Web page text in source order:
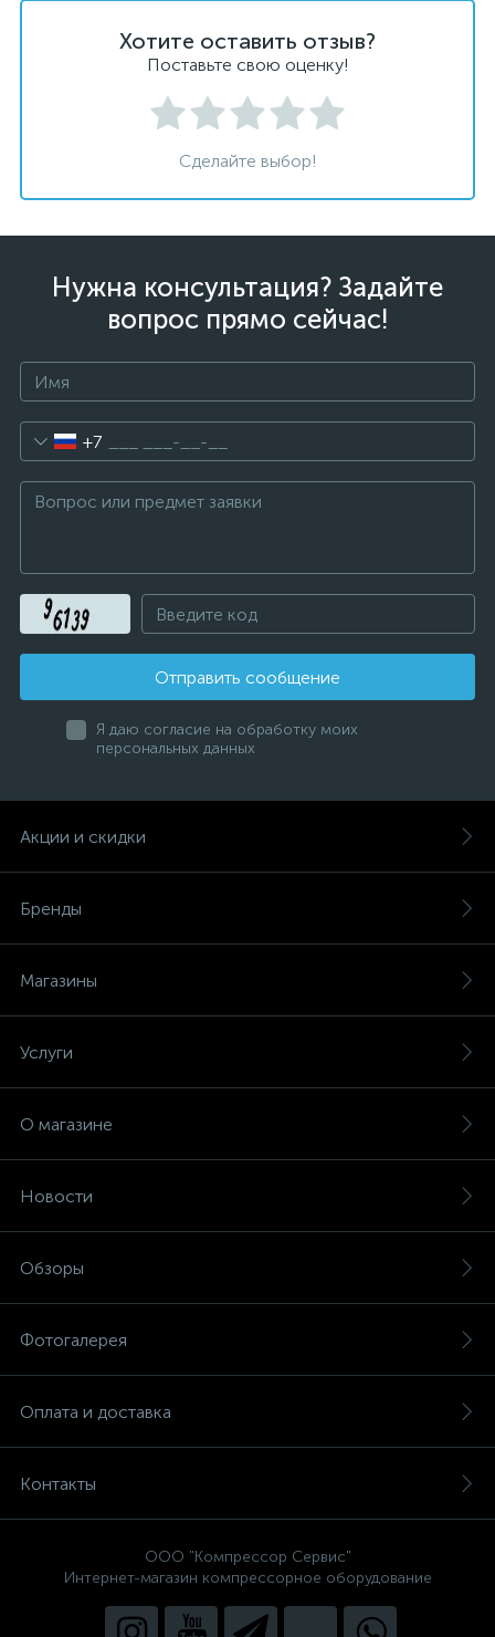
Хотите оставить отзыв?
Поставьте свою оценку!
Сделайте выбор!
Нужна консультация? Задайте
вопрос прямо сейчас!
+7
Отправить сообщение
Я даю согласие на обработку моих
персональных данных
Акции и скидки
Бренды
Магазины
Услуги
О магазине
Новости
Обзоры
Фотогалерея
Оплата и доставка
Контакты
ООО "Компрессор Сервис"
Интернет-магазин компрессорное оборудование